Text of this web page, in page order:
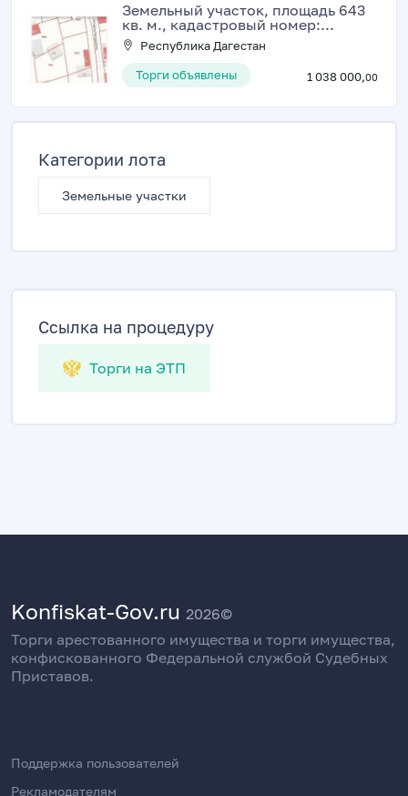
Земельный участок, площадь 643
кв. м., кадастровый номер:...
Республика Дагестан
Торги объявлены
1 038 000,00
Категории лота
Земельные участки
Ссылка на процедуру
Торги на ЭТП
Konfiskat-Gov.ru 2026©
Торги арестованного имущества и торги имущества,
конфискованного Федеральной службой Судебных
Приставов.
Поддержка пользователей
Рекламодателям